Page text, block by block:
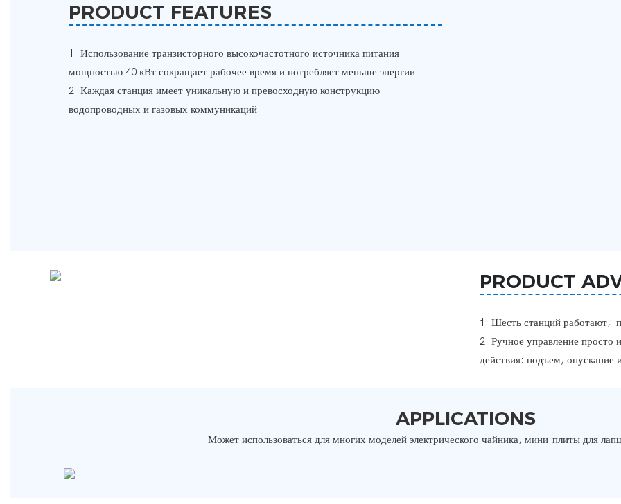
PRODUCT FEATURES
1. Использование транзисторного высокочастотного источника питания
мощностью 40 кВт сокращает рабочее время и потребляет меньше энергии.
2. Каждая станция имеет уникальную и превосходную конструкцию
водопроводных и газовых коммуникаций.
PRODUCT
1. Шесть станций работают,
2. Ручное управление
действия: подъем, опускание
APPLICATIONS
Может использоваться для многих моделей электрического чайника, мини-плиты для